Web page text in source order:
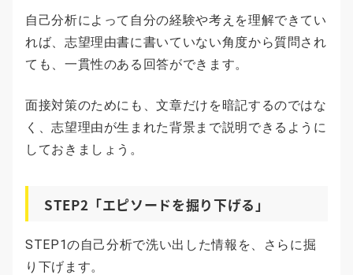
自己分析によって自分の経験や考えを理解できてい
れば、志望理由書に書いていない角度から質問され
ても、一貫性のある回答ができます。
面接対策のためにも、文章だけを暗記するのではな
く、志望理由が生まれた背景まで説明できるように
しておきましょう。
STEP2「エピソードを掘り下げる」
STEP1の自己分析で洗い出した情報を、さらに掘
り下げます。